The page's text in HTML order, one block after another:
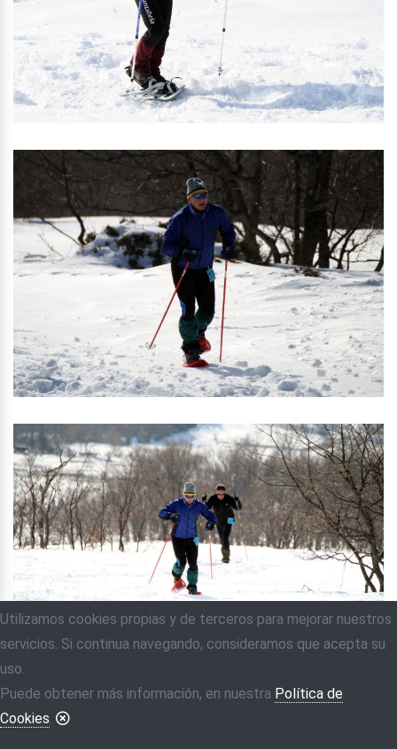
Utilizamos cookies propias y de terceros para mejorar nuestros
servicios. Si continua navegando, consideramos que acepta su
uso.
Puede obtener más información, en nuestra Política de
Cookies.